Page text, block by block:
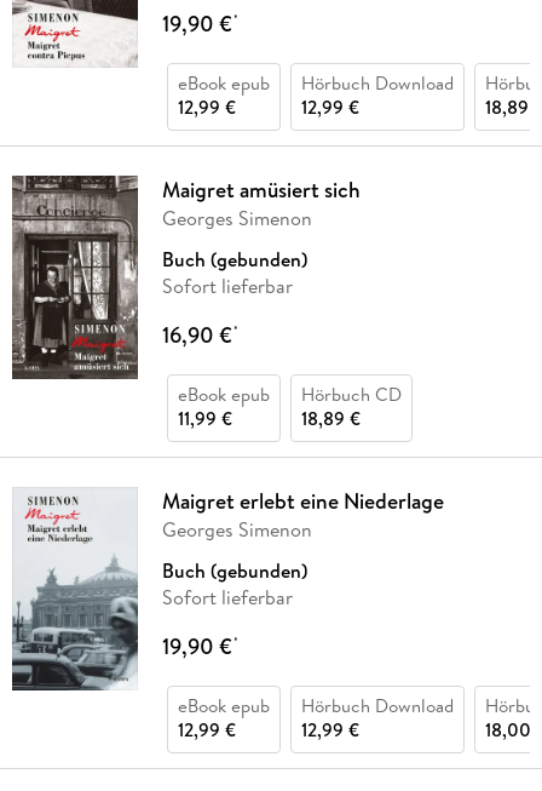
19,90 €*
eBook epub
12,99 €
Hörbuch Download
12,99 €
18,89
Maigret amüsiert sich
Georges Simenon
Buch (gebunden)
Sofort lieferbar
16,90 €*
eBook epub
11,99 €
Hörbuch CD
18,89 €
Maigret erlebt eine Niederlage
Georges Simenon
Buch (gebunden)
Sofort lieferbar
19,90 €*
eBook epub
12,99 €
Hörbuch Download
12,99 €
18,00